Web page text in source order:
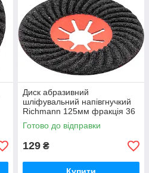
Диск абразивний
шліфувальний напівгнучкий
Richmann 125мм фракція 36
(C4662)
Готово до відправки
129 ₴